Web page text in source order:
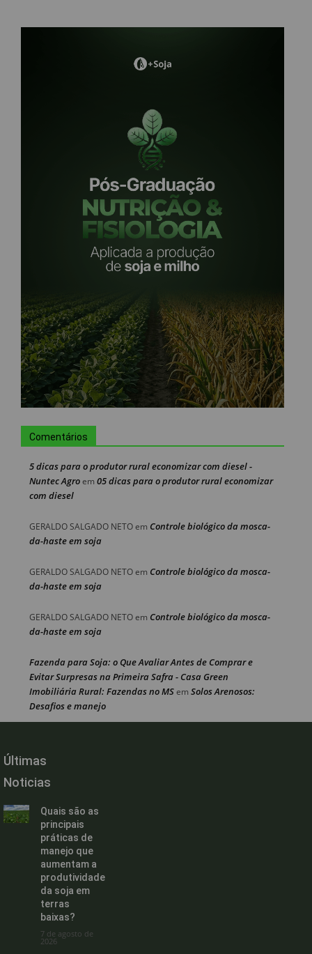
Comentários
5 dicas para o produtor rural economizar com diesel -
Nuntec Agroem 05 dicas para o produtor rural economizar
com diesel
GERALDO SALGADO NETOem Controle biológico da mosca-
da-haste em soja
GERALDO SALGADO NETOem Controle biológico da mosca-
da-haste em soja
GERALDO SALGADO NETOem Controle biológico da mosca-
da-haste em soja
Fazenda para Soja: o Que Avaliar Antes de Comprar e
Evitar Surpresas na Primeira Safra - Casa Green
Imobiliária Rural: Fazendas no MSem Solos Arenosos:
Desafios e manejo
Últimas
Noticias
Quais são as
principais
práticas de
manejo que
aumentam a
produtividade
da soja em
terras
baixas?
7 de agosto de
2026